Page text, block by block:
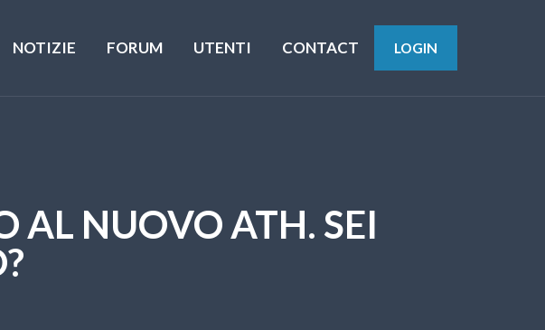
NOTIZIE FORUM UTENTI CONTACT LOGIN
AL NUOVO ATH. SEI